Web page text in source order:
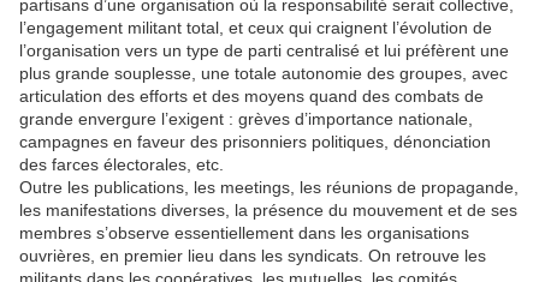
partisans d’une organisation où la responsabilité serait collective,
l’engagement militant total, et ceux qui craignent l’évolution de
l’organisation vers un type de parti centralisé et lui préfèrent une
plus grande souplesse, une totale autonomie des groupes, avec
articulation des efforts et des moyens quand des combats de
grande envergure l’exigent : grèves d’importance nationale,
campagnes en faveur des prisonniers politiques, dénonciation
des farces électorales, etc.
Outre les publications, les meetings, les réunions de propagande,
les manifestations diverses, la présence du mouvement et de ses
membres s’observe essentiellement dans les organisations
ouvrières, en premier lieu dans les syndicats. On retrouve les